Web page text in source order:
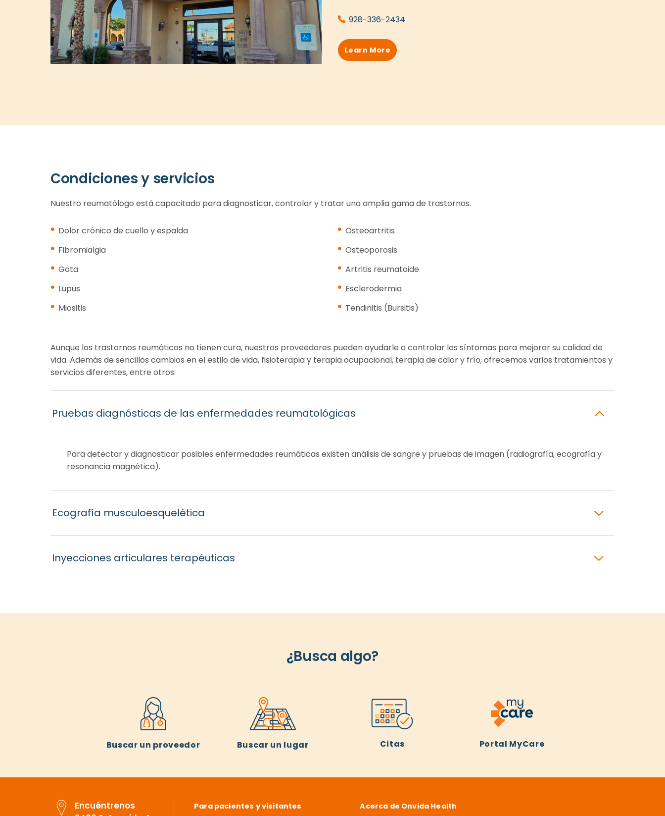
928-336-2434
Learn More
Condiciones y servicios
Nuestro reumatólogo está capacitado para diagnosticar, controlar y tratar una amplia gama de trastornos.
Dolor crónico de cuello y espalda
Fibromialgia
Gota
Lupus
Miositis
Osteoartritis
Osteoporosis
Artritis reumatoide
Esclerodermia
Tendinitis (Bursitis)
Aunque los trastornos reumáticos no tienen cura, nuestros proveedores pueden ayudarle a controlar los síntomas para mejorar su calidad de
vida. Además de sencillos cambios en el estilo de vida, fisioterapia y terapia ocupacional, terapia de calor y frío, ofrecemos varios tratamientos y
servicios diferentes, entre otros:
Pruebas diagnósticas de las enfermedades reumatológicas
Para detectar y diagnosticar posibles enfermedades reumáticas existen análisis de sangre y pruebas de imagen (radiografía, ecografía y
resonancia magnética).
Ecografía musculoesquelética
Inyecciones articulares terapéuticas
¿Busca algo?
Buscar un proveedor Buscar un lugar Citas Portal MyCare
Encuéntrenos
Para pacientes y visitantes Acerca de Onvida Health